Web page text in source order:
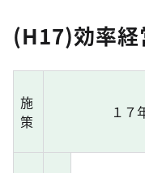
(H17)効率経
施
策
１７